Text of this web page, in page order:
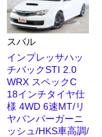
スバル
インプレッサハッ
チバックSTI 2.0
WRX スペックC
18インチタイヤ仕
様 4WD 6速MT/リ
ヤバンパーガーニ
ッシュ/HKS車高調/